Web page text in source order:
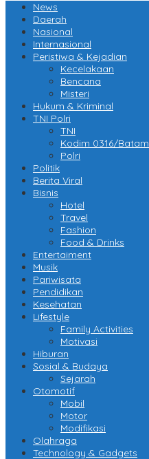
News
Daerah
Nasional
Internasional
Peristiwa & Kejadian
Kecelakaan
Bencana
Misteri
Hukum & Kriminal
TNI Polri
TNI
Kodim 0316/Batam
Polri
Politik
Berita Viral
Bisnis
Hotel
Travel
Fashion
Food & Drinks
Entertaiment
Musik
Pariwisata
Pendidikan
Kesehatan
Lifestyle
Family Activities
Motivasi
Hiburan
Sosial & Budaya
Sejarah
Otomotif
Mobil
Motor
Modifikasi
Olahraga
Technology & Gadgets